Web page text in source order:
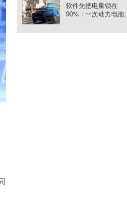
软件先把电量锁在
90%：一次动力电池